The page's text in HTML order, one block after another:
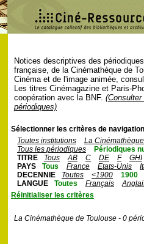
Notices descriptives des
française, de la Cinémathèque de
Cinéma et de l'image animée,
Les titres Cinémagazine et Paris-
coopération avec la BNF.
périodiques)
Sélectionner les critères de
Toutes institutions
La
Tous les périodiques
Périodiques
TITRE
Tous AB C DE F
GHI
PAYS
Tous France Etats-Unis
DECENNIE
Toutes <1900
1900
LANGUE
Toutes Français
Réinitialiser les critères
La Cinémathèque de Toulouse - 0